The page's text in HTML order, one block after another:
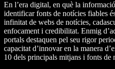
En l’era digital, en què la
identificar fonts de notícies fiables
infinitat de webs de notícies,
enfocament i credibilitat. Enmig
portals destaquen pel seu rigor
capacitat d’innovar en la manera
10 dels principals mitjans i fonts de